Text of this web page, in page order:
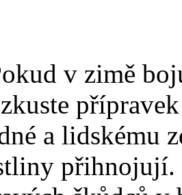
v zimě
a lidskému